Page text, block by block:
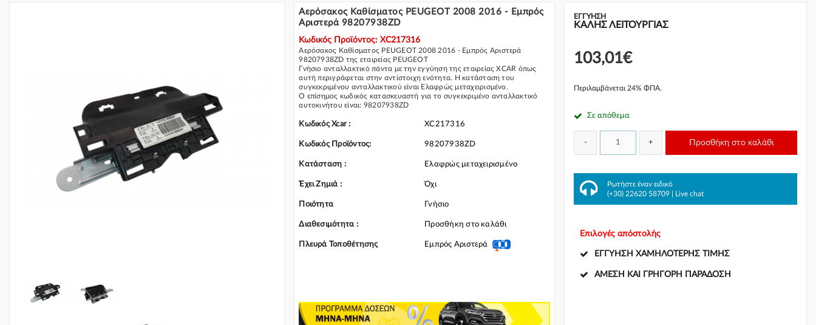
Αερόσακος Καθίσματος PEUGEOT 2008 2016 - Εμπρός
Αριστερά 98207938ZD
Κωδικός Προϊόντος: XC217316
Αερόσακος Καθίσματος PEUGEOT 2008 2016 - Εμπρός Αριστερά
98207938ZD της εταιρείας PEUGEOT
Γνήσιο ανταλλακτικό πάντα με την εγγύηση της εταιρείας XCAR όπως
αυτή περιγράφεται στην αντίστοιχη ενότητα. Η κατάσταση του
συγκεκριμένου ανταλλακτικού είναι Ελαφρώς μεταχειρισμένο.
Ο επίσημος κωδικός κατασκευαστή για το συγκεκριμένο ανταλλακτικό
αυτοκινήτου είναι: 98207938ZD
απευθύνεστε σε εξειδικευμένο συνεργείο.
ταιριάζει στο αυτοκίνητό σας μην διστάσετε να επικοινωνήσετε μαζί μας
και θα σας κατατοπίσουμε πλήρως καθώς διαθέτουμε πλούσια γκάμα από
Αερόσακος Καθίσματος και γενικότερα για την κατηγορία Αερόσακοι-
AirBag & Ταινίες
Κωδικός Xcar : XC217316
Κωδικός Προϊόντος: 98207938ZD
Κατάσταση : Ελαφρώς μεταχειρισμένο
Έχει Ζημιά : Όχι
Ποιότητα Γνήσιο
Διαθεσιμότητα : Προσθήκη στο καλάθι
Πλευρά Τοποθέτησης Εμπρός Αριστερά
ΕΓΓΎΗΣΗ
ΚΑΛΗΣ ΛΕΙΤΟΥΡΓΙΑΣ
103,01€
Περιλαμβάνεται 24% ΦΠΑ.
Σε απόθεμα
- + Προσθήκη στο καλάθι
Ρωτήστε έναν ειδικό
(+30) 22620 58709
Live chat
Επιλογές απόστολής
ΕΓΓΎΗΣΗ ΧΑΜΗΛΌΤΕΡΗΣ ΤΙΜΉΣ
ΆΜΕΣΗ ΚΑΙ ΓΡΉΓΟΡΗ ΠΑΡΆΔΟΣΗ